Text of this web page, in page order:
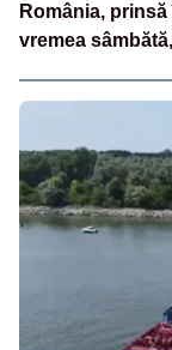
România,
vremea